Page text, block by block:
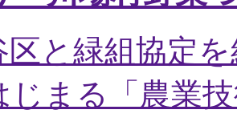
区と緑組協定
じまる「農業